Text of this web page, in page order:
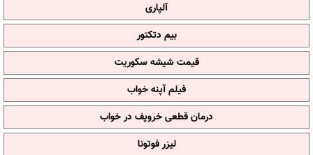
آلپاری
بیم دتکتور
قیمت شیشه سکوریت
فیلم آپنه خواب
درمان قطعی خروپف در خواب
لیزر فوتونا